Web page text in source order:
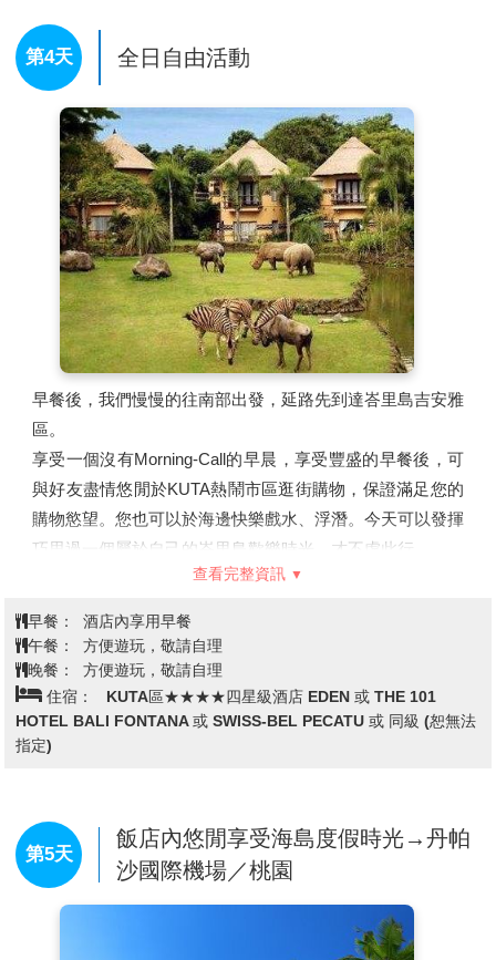
精油按摩全身，使肌肉放鬆，消除疲憊。接著以LULU粉糊
去角質後，再以特製的草藥材料敷身，去除全身的角質及毒
滋潤的乳液滲入皮膚吸收精華，使皮膚潔白柔軟細緻。最後
利用熱水淋到身體的每吋肌膚以達到另一種的按摩效果，再
舒服的泡在盛滿海鹽或花瓣的溫水池中，好好的放鬆自己的
身心。
療程結束後，再來一杯熱熱的薑茶，讓您感受到體內外一致
的淨化，整程療程做完，讓您有一種受到皇室待遇的精緻呵
護的感覺。
午後專車前往 【BEACHWALK MALL】，喜歡購物逛街、
看一些新奇的設計品牌的人，不妨到此逛逛，這邊除了到處
都是各國各地的觀光客外，還有許多精品商店，商場善用大
量植物與水元素，打造自然時尚的現代氛圍，令人擁有舒適
及高質感的逛街體驗。
第4天 全日自由活動
早餐後，我們慢慢的往南部出發，延路先到達峇里島吉安雅
區。
享受一個沒有Morning-Call的早晨，享受豐盛的早餐後，可
與好友盡情悠閒於KUTA熱鬧市區逛街購物，保證滿足您的
購物慾望。您也可以於海邊快樂戲水、浮潛。今天可以發揮
巧思過一個屬於自己的峇里島歡樂時光，才不虛此行。
或是您想參加其他的自費旅遊活動。
查看完整資訊
早餐：
酒店內享用早餐
午餐：
方便遊玩，敬請自理
晚餐：
方便遊玩，敬請自理
住宿：
KUTA區★★★★四星級酒店 EDEN 或 THE 101
HOTEL BALI FONTANA 或 SWISS-BEL PECATU 或 同級 (恕無法
指定)
第5天
飯店內悠閒享受海島度假時光→丹帕
沙國際機場／桃園